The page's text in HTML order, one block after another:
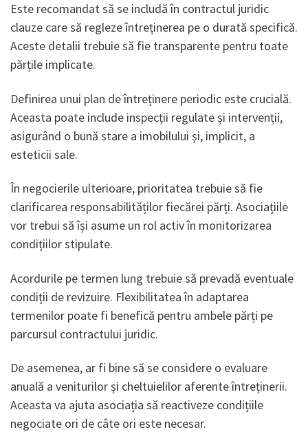
Este recomandat să se includă în contractul juridic
clauze care să regleze întreținerea pe o durată specifică.
Aceste detalii trebuie să fie transparente pentru toate
părțile implicate.
Definirea unui plan de întreținere periodic este crucială.
Aceasta poate include inspecții regulate și intervenții,
asigurând o bună stare a imobilului și, implicit, a
esteticii sale.
În negocierile ulterioare, prioritatea trebuie să fie
clarificarea responsabilităților fiecărei părți. Asociațiile
vor trebui să își asume un rol activ în monitorizarea
condițiilor stipulate.
Acordurile pe termen lung trebuie să prevadă eventuale
condiții de revizuire. Flexibilitatea în adaptarea
termenilor poate fi benefică pentru ambele părți pe
parcursul contractului juridic.
De asemenea, ar fi bine să se considere o evaluare
anuală a veniturilor și cheltuielilor aferente întreținerii.
Aceasta va ajuta asociația să reactiveze condițiile
negociate ori de câte ori este necesar.